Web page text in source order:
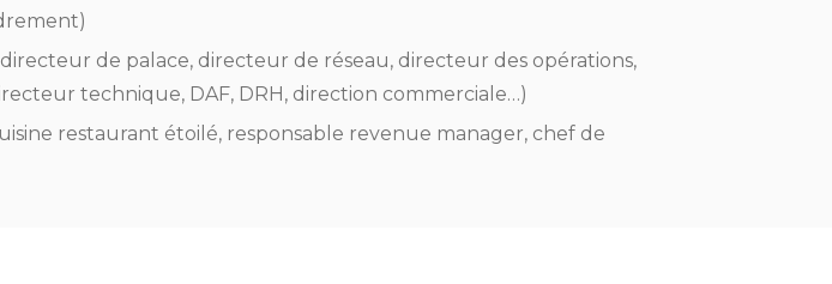
de palace, directeur de réseau, directeur des opérations,
technique, DAF, DRH, direction commerciale…)
restaurant étoilé, responsable revenue manager, chef de